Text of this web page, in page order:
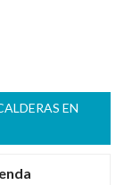
EN